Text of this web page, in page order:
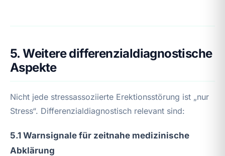
5. Weitere differenzialdiagnostische
Aspekte
Nicht jede stressassoziierte Erektionsstörung ist „nur
Stress“. Differenzialdiagnostisch relevant sind:
5.1 Warnsignale für zeitnahe medizinische
Abklärung